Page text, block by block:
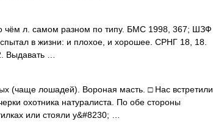
чём л. самом разном по типу. БМС 1998, 367; ШЗФ
в жизни: и плохое, и хорошее. СРНГ 18, 18.
Выдавать …
(чаще лошадей). Вороная масть. □ Нас встретили
охотника натуралиста. По обе стороны
или стояли у&#8230; …